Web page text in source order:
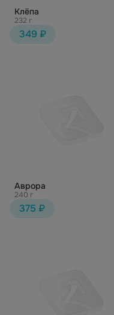
Клёпа
232 г
349 ₽
Аврора
240 г
375 ₽